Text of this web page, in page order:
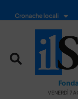
Cronache locali
VENERDÌ 7